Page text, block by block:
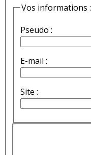
Vos informations :
Pseudo :
E-mail :
Site :